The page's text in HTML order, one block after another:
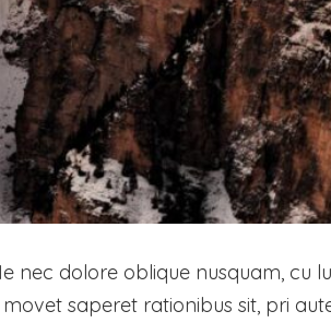
nec dolore oblique nusquam, cu
saperet rationibus sit, pri